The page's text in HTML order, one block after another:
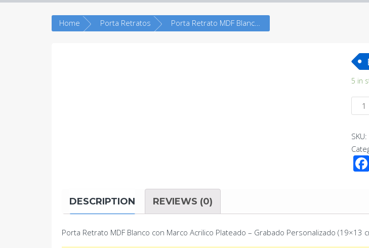
Home Porta Retratos Porta Retrato MDF Blanco con Marco Acrilico Plateado – Grabado Personalizado (19×13 cm)
5 in
Porta
con
Marco
SKU:
DESCRIPTION REVIEWS (0)
Porta Retrato MDF Blanco con Marco Acrilico Plateado – Grabado Personalizado (19×13